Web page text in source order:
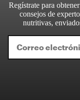
Regístrate para
consejos de
nutritivas,